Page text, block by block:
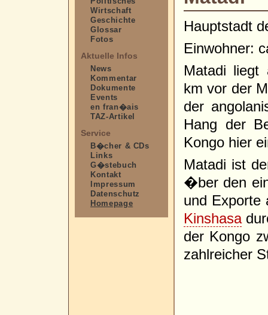
Wirtschaft
Geschichte
Glossar
Fotos
Aktuelle Infos
News
Kommentar
Dokumente
Events
en fran�ais
TAZ-Artikel
Service
B�cher & CDs
Links
G�stebuch
Kontakt
Impressum
Datenschutz
Homepage
Hauptstadt
Einwohner:
Matadi liegt
km vor der
der
Hang der
Kongo hier
Matadi ist
�ber den
und Exporte
Kinshasa
der Kongo
zahlreicher